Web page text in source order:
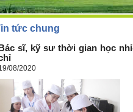
tức chung
sĩ, kỹ sư thời gian học
08/2020